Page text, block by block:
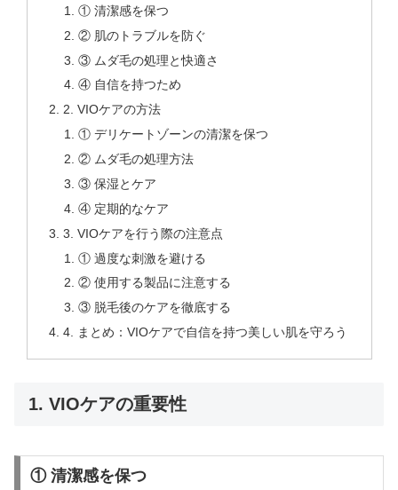
① 清潔感を保つ
② 肌のトラブルを防ぐ
③ ムダ毛の処理と快適さ
④ 自信を持つため
2. VIOケアの方法
① デリケートゾーンの清潔を保つ
② ムダ毛の処理方法
③ 保湿とケア
④ 定期的なケア
3. VIOケアを行う際の注意点
① 過度な刺激を避ける
② 使用する製品に注意する
③ 脱毛後のケアを徹底する
4. まとめ：VIOケアで自信を持つ美しい肌を守ろう
1. VIOケアの重要性
① 清潔感を保つ